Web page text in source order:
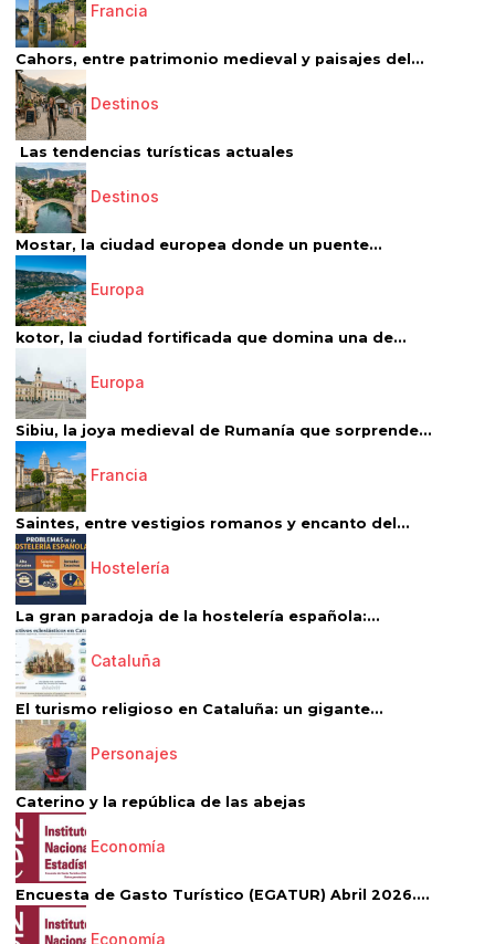
Francia
Cahors, entre patrimonio medieval y paisajes del...
Destinos
Las tendencias turísticas actuales
Destinos
Mostar, la ciudad europea donde un puente...
Europa
kotor, la ciudad fortificada que domina una de...
Europa
Sibiu, la joya medieval de Rumanía que sorprende...
Francia
Saintes, entre vestigios romanos y encanto del...
Hostelería
La gran paradoja de la hostelería española:...
Cataluña
El turismo religioso en Cataluña: un gigante...
Personajes
Caterino y la república de las abejas
Economía
Encuesta de Gasto Turístico (EGATUR) Abril 2026....
Economía